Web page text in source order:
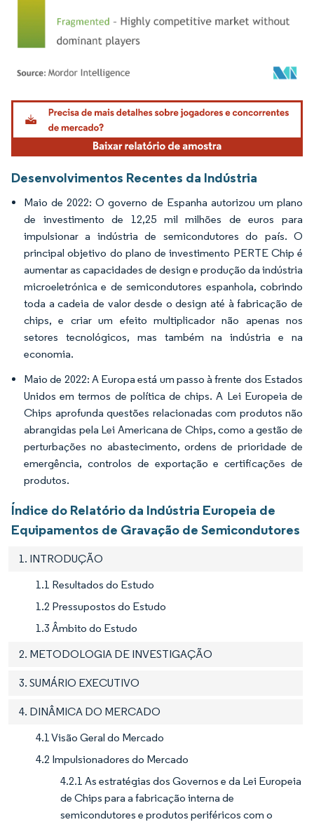
Imagem © Mordor Intelligence. O reuso requer atribuição conforme CC BY 4.0.
Desenvolvimentos Recentes da Indústria
Maio de 2022: O governo de Espanha autorizou um plano
de investimento de 12,25 mil milhões de euros para
impulsionar a indústria de semicondutores do país. O
principal objetivo do plano de investimento PERTE Chip é
aumentar as capacidades de design e produção da indústria
microeletrónica e de semicondutores espanhola, cobrindo
toda a cadeia de valor desde o design até à fabricação de
chips, e criar um efeito multiplicador não apenas nos
setores tecnológicos, mas também na indústria e na
economia.
Maio de 2022: A Europa está um passo à frente dos Estados
Unidos em termos de política de chips. A Lei Europeia de
Chips aprofunda questões relacionadas com produtos não
abrangidas pela Lei Americana de Chips, como a gestão de
perturbações no abastecimento, ordens de prioridade de
emergência, controlos de exportação e certificações de
produtos.
Índice do Relatório da Indústria Europeia de
Equipamentos de Gravação de Semicondutores
1. INTRODUÇÃO
1.1 Resultados do Estudo
1.2 Pressupostos do Estudo
1.3 Âmbito do Estudo
2. METODOLOGIA DE INVESTIGAÇÃO
3. SUMÁRIO EXECUTIVO
4. DINÂMICA DO MERCADO
4.1 Visão Geral do Mercado
4.2 Impulsionadores do Mercado
4.2.1 As estratégias dos Governos e da Lei Europeia
de Chips para a fabricação interna de
semicondutores e produtos periféricos com o